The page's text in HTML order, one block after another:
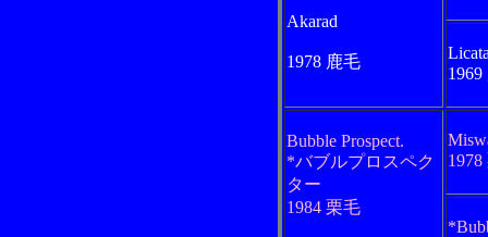
Akarad
1978 鹿毛
Bubble Prospect.
*バブルプロスペク
ター
1984 栗毛